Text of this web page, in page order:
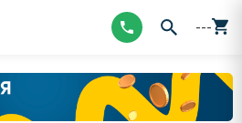
---